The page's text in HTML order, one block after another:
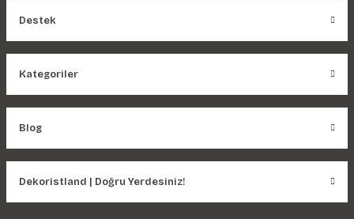
Destek
Kategoriler
Blog
Dekoristland | Doğru Yerdesiniz!